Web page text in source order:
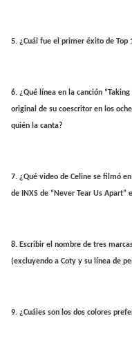
5. ¿Cuál fue el primer éxito de Top
6. ¿Qué línea en la canción
original de su coescritor en los
quién la canta?
7. ¿Qué video de Celine se filmó
de INXS de “Never Tear Us Apart”
8. Escribir el nombre de tres
(excluyendo a Coty y su línea de
9. ¿Cuáles son los dos colores